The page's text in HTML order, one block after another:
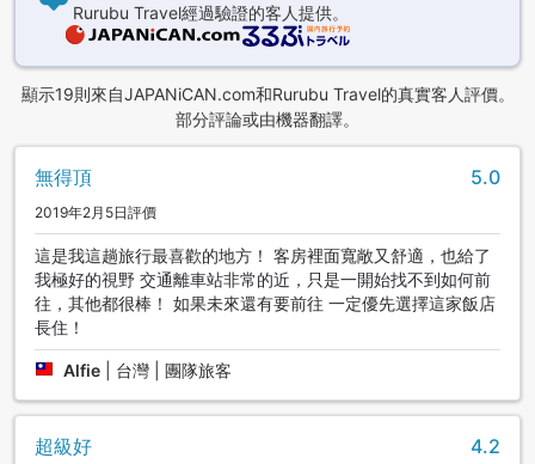
Rurubu Travel經過驗證的客人提供。
顯示19則來自JAPANiCAN.com和Rurubu Travel的真實客人評價。
部分評論或由機器翻譯。
無得頂 5.0
2019年2月5日評價
這是我這趟旅行最喜歡的地方！ 客房裡面寬敞又舒適，也給了
我極好的視野 交通離車站非常的近，只是一開始找不到如何前
往，其他都很棒！ 如果未來還有要前往 一定優先選擇這家飯店
長住！
Alfie 台灣 | 團隊旅客
超級好 4.2